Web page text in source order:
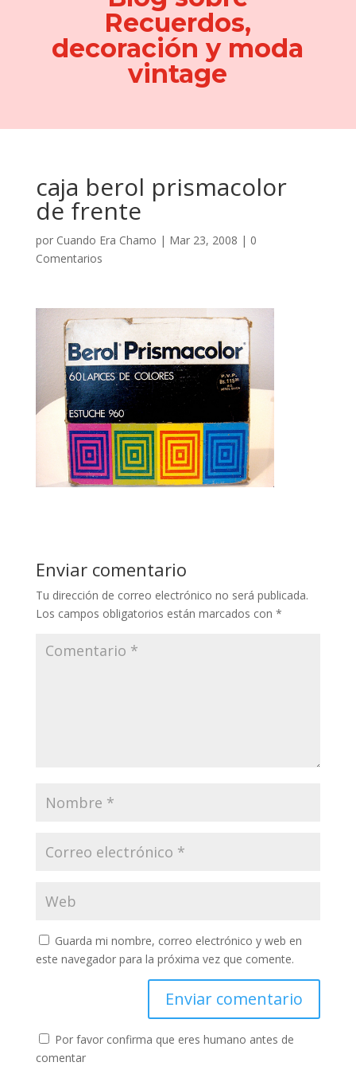
Recuerdos,
decoración y moda
vintage
caja berol prismacolor
de frente
por Cuando Era Chamo | Mar 23, 2008 | 0
Comentarios
Enviar comentario
Tu dirección de correo electrónico no será publicada.
Los campos obligatorios están marcados con *
Guarda mi nombre, correo electrónico y web en
este navegador para la próxima vez que comente.
Por favor confirma que eres humano antes de
comentar